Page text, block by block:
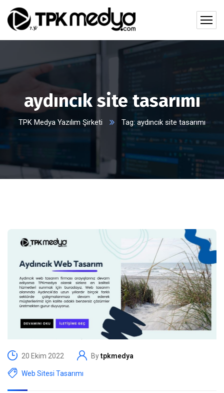
aydıncık site tasarımı
TPK Medya Yazılım Şirketi Tag: aydıncık site tasarımı
20 Ekim 2022 Bytpkmedya
Web Sitesi Tasarımı